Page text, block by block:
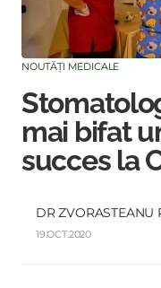
NOUTĂȚI MEDICALE
mai bifat
succes la
DR ZVORASTEANU
19.OCT.2020